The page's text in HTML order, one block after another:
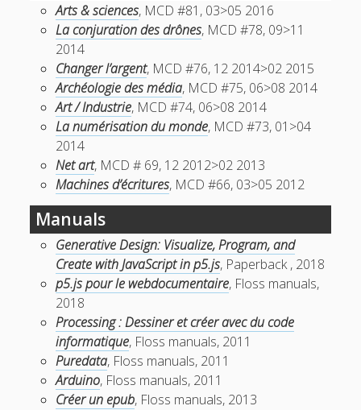
Arts & sciences, MCD #81, 03>05 2016
La conjuration des drônes, MCD #78, 09>11
2014
Changer l’argent, MCD #76, 12 2014>02 2015
Archéologie des média, MCD #75, 06>08 2014
Art / Industrie, MCD #74, 06>08 2014
La numérisation du monde, MCD #73, 01>04
2014
Net art, MCD # 69, 12 2012>02 2013
Machines d’écritures, MCD #66, 03>05 2012
Manuals
Generative Design: Visualize, Program, and
Create with JavaScript in p5.js, Paperback , 2018
p5.js pour le webdocumentaire, Floss manuals,
2018
Processing : Dessiner et créer avec du code
informatique, Floss manuals, 2011
Puredata, Floss manuals, 2011
Arduino, Floss manuals, 2011
Créer un epub, Floss manuals, 2013